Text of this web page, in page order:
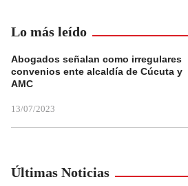
Lo más leído
Abogados señalan como irregulares
convenios ente alcaldía de Cúcuta y
AMC
13/07/2023
Últimas Noticias